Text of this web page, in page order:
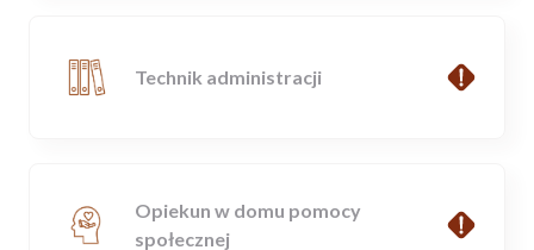
Technik administracji
Opiekun w domu pomocy
społecznej